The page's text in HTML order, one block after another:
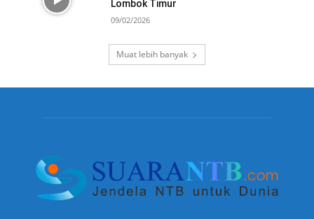
Lombok Timur
09/02/2026
Muat lebih banyak